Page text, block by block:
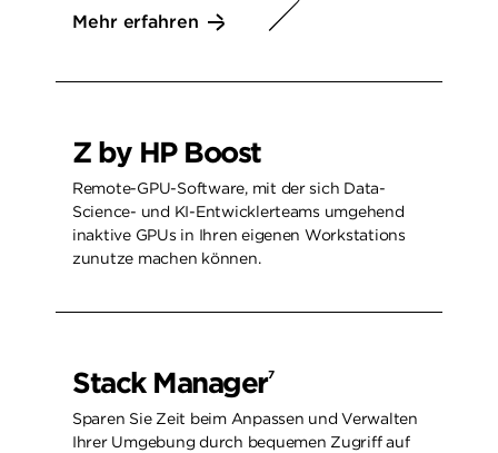
Mehr erfahren
Z by HP Boost
Remote-GPU-Software, mit der sich Data-
Science- und KI-Entwicklerteams umgehend
inaktive GPUs in Ihren eigenen Workstations
zunutze machen können.
Stack Manager7
Sparen Sie Zeit beim Anpassen und Verwalten
Ihrer Umgebung durch bequemen Zugriff auf